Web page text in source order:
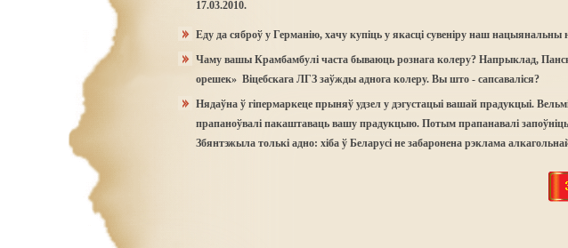
17.03.2010.
Еду да сяброў у Германію, хачу купіць у якасці сувеніру наш
Чаму вашы Крамбамбулі часта бываюць рознага колеру? Напрыклад,
орешек» Віцебскага ЛГЗ заўжды аднога колеру. Вы што - сапсаваліся?
Нядаўна ў гіпермаркеце прыняў удзел у дэгустацыі вашай прадукцыі.
прапаноўвалі пакаштаваць вашу прадукцыю. Потым прапанавалі
Збянтэжыла толькі адно: хіба ў Беларусі не забаронена рэклама